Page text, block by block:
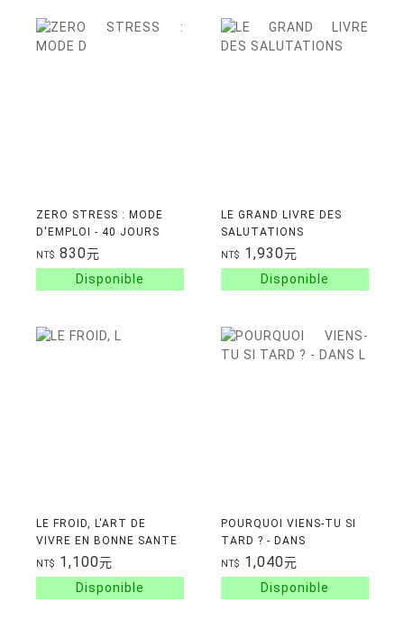
ZERO STRESS : MODE
D'EMPLOI - 40 JOURS
POUR VOUS DETENDRE
NT$ 830元
LE GRAND LIVRE DES
SALUTATIONS
NT$ 1,930元
LE FROID, L'ART DE
VIVRE EN BONNE SANTE
! - UN VERITABLE
CHEMIN DE BIEN-ETRE,
DE JOIE ET DE SANTE, A
NT$ 1,100元
POURQUOI VIENS-TU SI
TARD ? - DANS
L'INTIMITE DES
MATERNITES TARDIVES
NT$ 1,040元